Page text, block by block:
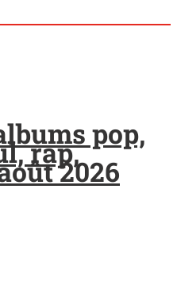
pop,
rap,
2026